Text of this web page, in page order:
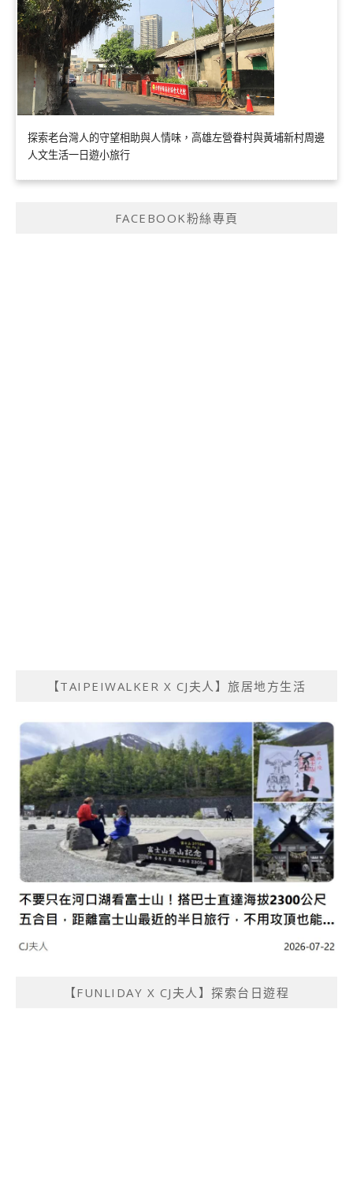
探索老台灣人的守望相助與人情味，高雄左營眷村與黃埔新村周邊
人文生活一日遊小旅行
FACEBOOK粉絲專頁
【TAIPEIWALKER X CJ夫人】旅居地方生活
【FUNLIDAY X CJ夫人】探索台日遊程